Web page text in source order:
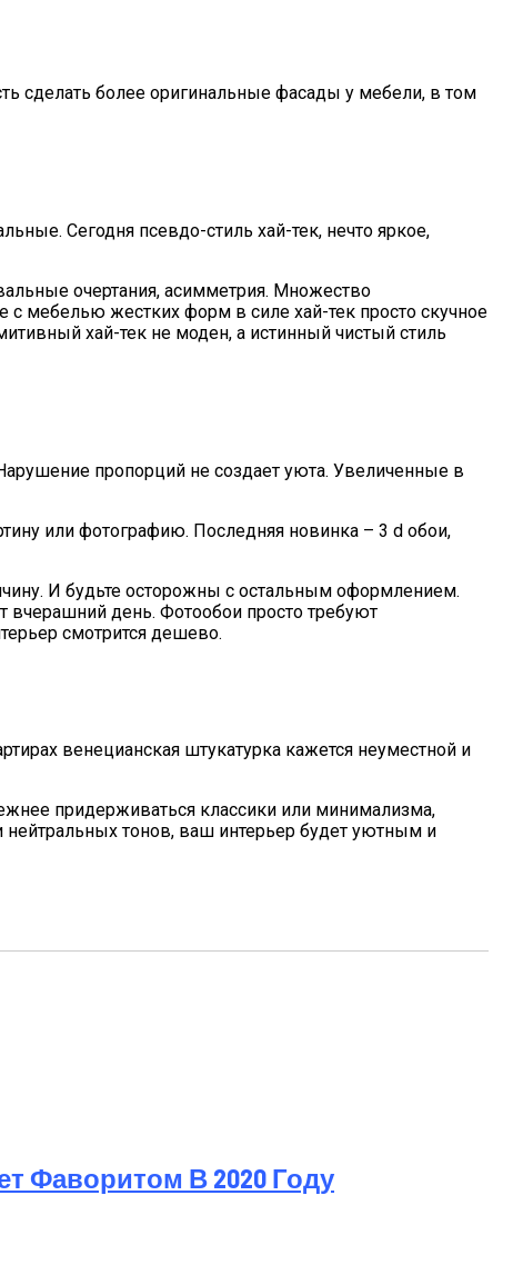
сделать более оригинальные фасады у мебели, в том
Сегодня псевдо-стиль хай-тек, нечто яркое,
очертания, асимметрия. Множество
мебелью жестких форм в силе хай-тек просто скучное
хай-тек не моден, а истинный чистый стиль
пропорций не создает уюта. Увеличенные в
или фотографию. Последняя новинка – 3 d обои,
И будьте осторожны с остальным оформлением.
вчерашний день. Фотообои просто требуют
смотрится дешево.
венецианская штукатурка кажется неуместной и
придерживаться классики или минимализма,
нейтральных тонов, ваш интерьер будет уютным и
Фаворитом В 2020 Году